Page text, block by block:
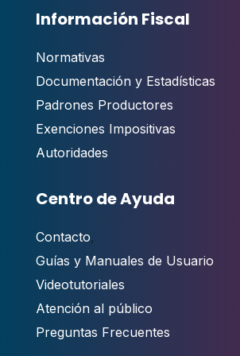
Información Fiscal
Normativas
Documentación y Estadísticas
Padrones Productores
Exenciones Impositivas
Autoridades
Centro de Ayuda
Contacto,
Guías y Manuales de Usuario
Videotutoriales
Atención al público
Preguntas Frecuentes